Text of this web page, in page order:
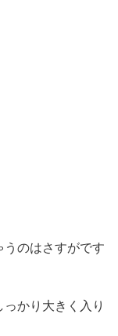
のはさすがです
かり大きく入り